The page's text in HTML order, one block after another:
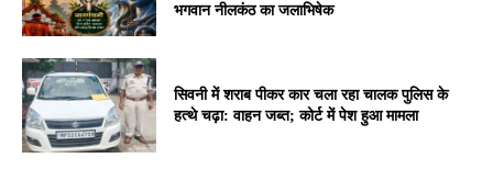
भगवान नीलकंठ का जलाभिषेक
सिवनी में शराब पीकर कार चला रहा चालक पुलिस के
हत्थे चढ़ा: वाहन जब्त; कोर्ट में पेश हुआ मामला